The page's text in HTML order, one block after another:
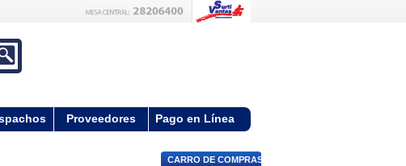
Proveedores Pago en Línea
CARRO DE COMPRAS